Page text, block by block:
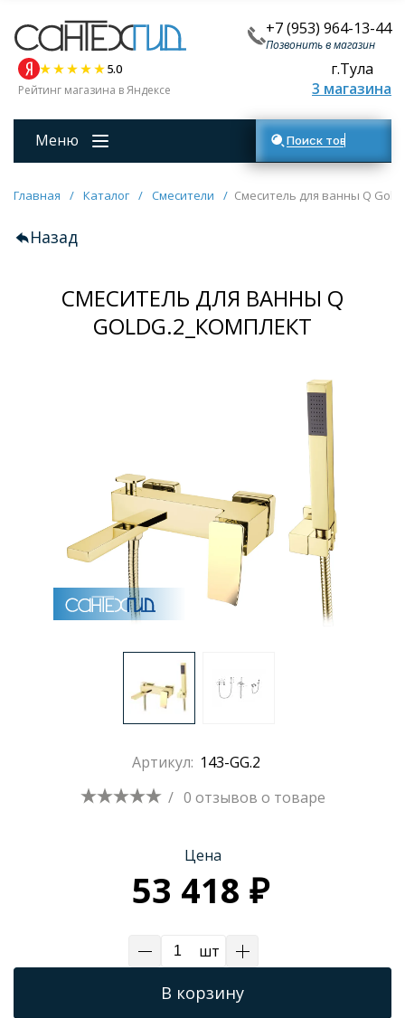
+7 (953) 964-13-44
Позвонить в магазин
5.0
Рейтинг магазина в Яндексе
г.Тула
3 магазина
Меню Поиск товаров
Главная / Каталог / Смесители / Смеситель для ванны Q
Назад
СМЕСИТЕЛЬ ДЛЯ ВАННЫ Q
GOLDG.2_КОМПЛЕКТ
Артикул: 143-GG.2
/ 0 отзывов о товаре
Цена
53 418 ₽
шт
В корзину